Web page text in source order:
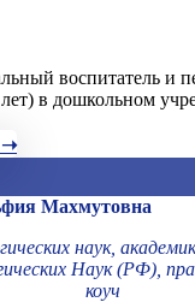
воспитатель и
в дошкольном
➝
Махмутовна
наук,
Наук (РФ),
коуч